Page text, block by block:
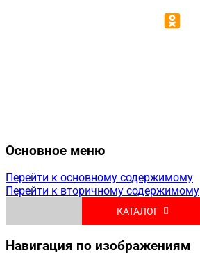
Основное меню
Перейти к основному содержимому
Перейти к вторичному содержимому
КАТАЛОГ
Навигация по изображениям